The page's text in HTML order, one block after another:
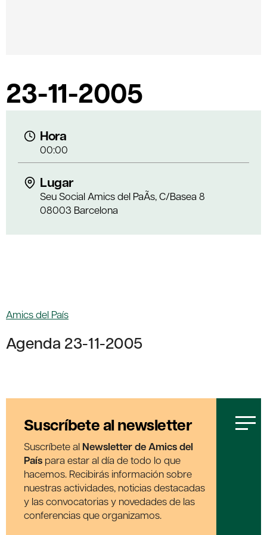
23-11-2005
Hora
00:00
Lugar
Seu Social Amics del PaÃ­s, C/Basea 8
08003 Barcelona
Amics del País
Agenda 23-11-2005
Suscríbete al newsletter
Suscríbete al Newsletter de Amics del
País para estar al día de todo lo que
hacemos. Recibirás información sobre
nuestras actividades, noticias destacadas
y las convocatorias y novedades de las
conferencias que organizamos.